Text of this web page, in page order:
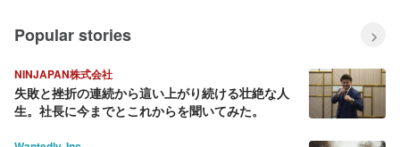
Popular stories
NINJAPAN株式会社
失敗と挫折の連続から這い上がり続ける壮絶な人
生。社長に今までとこれからを聞いてみた。